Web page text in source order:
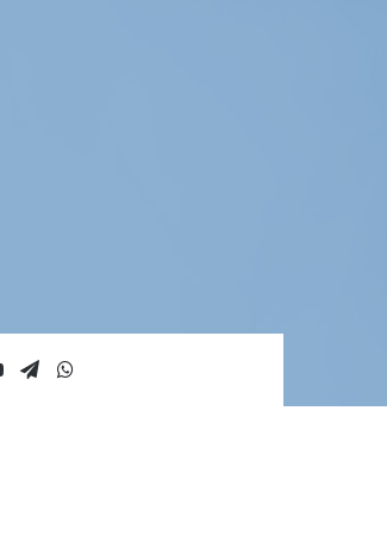
You TubeTelegram